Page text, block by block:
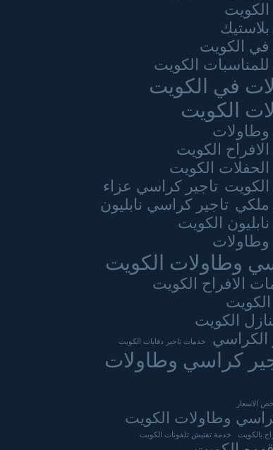
في الكويت
الكويت
في الكويت
الكويت
وطاولات
الكويت
الكويت
تاجير كراسي عزاء
ملكي تاجير كراسي نابليون
الكويت
وطاولات
وطاولات الكويت
الافراح الكويت
الكويت
الكراسي
خدمات تاجير دفايات الكويت
كراسي وطاولات
الاسعار
وطاولات الكويت
بالكويت خدمة تفتيش تلفونات الكويت